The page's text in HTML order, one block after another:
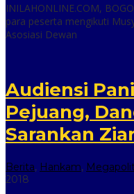
online
INILAHONLINE.COM,
para peserta mengikuti
Asosiasi Dewan
Audiensi
Pejuang,
Sarankan
Berita, Hankam,
2018